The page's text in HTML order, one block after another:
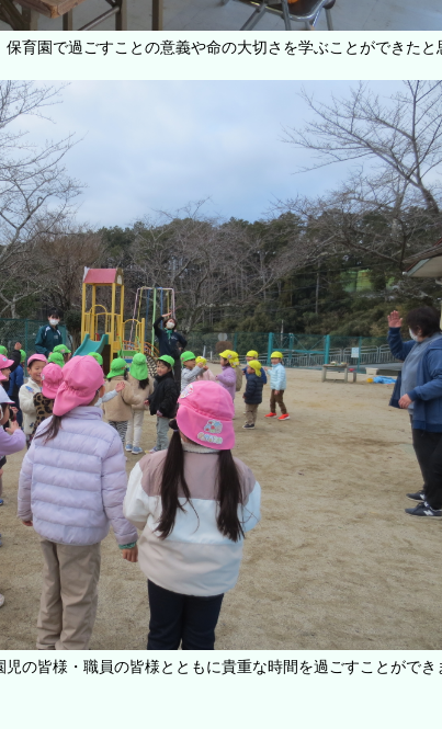
育園で過ごすことの意義や命の大切さを学ぶことができたと
の皆様・職員の皆様とともに貴重な時間を過ごすことができ